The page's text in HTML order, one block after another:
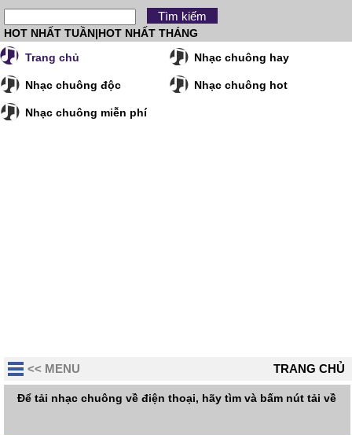
HOT NHẤT TUẦN|HOT NHẤT THÁNG
Trang chủ
Nhạc chuông hay
Nhạc chuông độc Nhạc chuông hot
Nhạc chuông miễn phí
TRANG CHỦ
<< MENU
Để tải nhạc chuông về điện thoại, hãy tìm và bấm nút tải về